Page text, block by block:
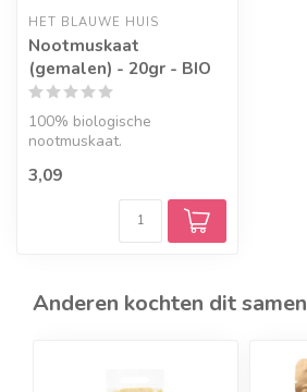
HET BLAUWE HUIS
Nootmuskaat
(gemalen) - 20gr - BIO
100% biologische
nootmuskaat.
3,09
Anderen kochten dit samen